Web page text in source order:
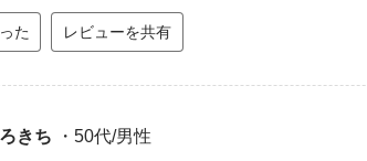
た レビューを共有
きち ・50代/男性